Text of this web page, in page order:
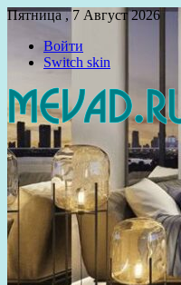
Пятница , 7 Август 2026
Войти
Switch skin